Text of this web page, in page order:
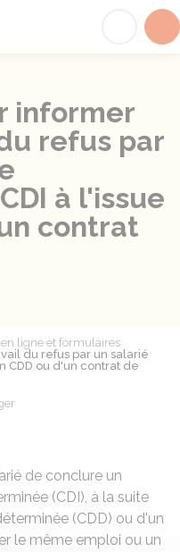
informer
refus par
à l'issue
contrat
en ligne et formulaires
du refus par un salarié
CDD ou d'un contrat de
de conclure un
(CDI), à la suite
(CDD) ou d'un
le même emploi ou un